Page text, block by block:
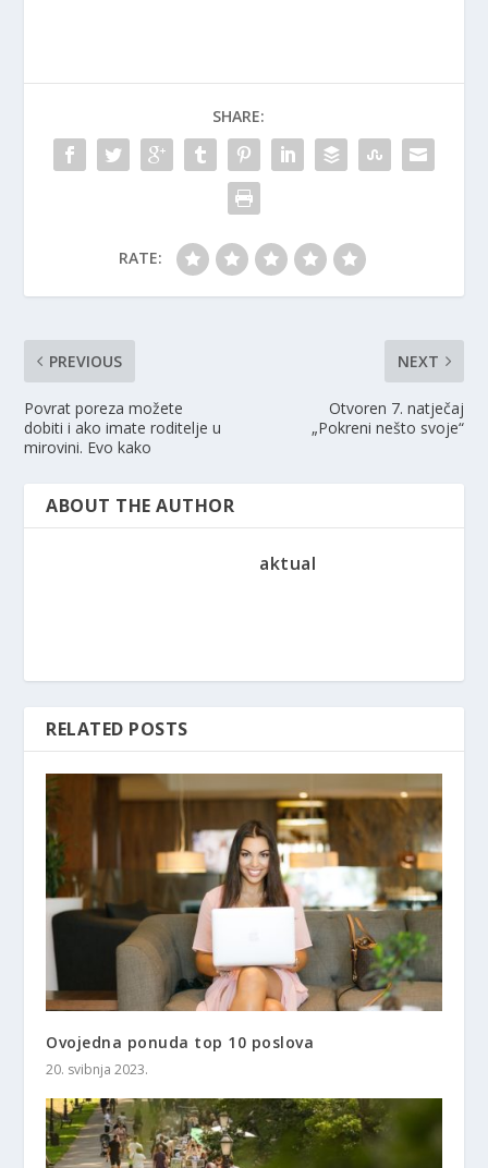
SHARE:
RATE:
PREVIOUS
Povrat poreza možete
dobiti i ako imate roditelje u
mirovini. Evo kako
NEXT
Otvoren 7. natječaj
„Pokreni nešto svoje“
ABOUT THE AUTHOR
aktual
RELATED POSTS
Ovojedna ponuda top 10 poslova
20. svibnja 2023.